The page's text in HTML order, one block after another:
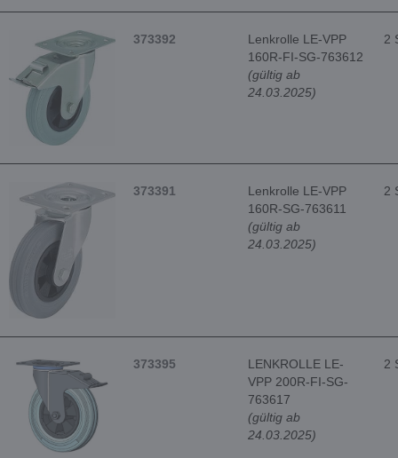
373392
Lenkrolle LE-VPP
160R-FI-SG-763612
(gültig ab
24.03.2025)
2
373391
Lenkrolle LE-VPP
160R-SG-763611
(gültig ab
24.03.2025)
2
373395
LENKROLLE LE-
VPP 200R-FI-SG-
763617
(gültig ab
24.03.2025)
2